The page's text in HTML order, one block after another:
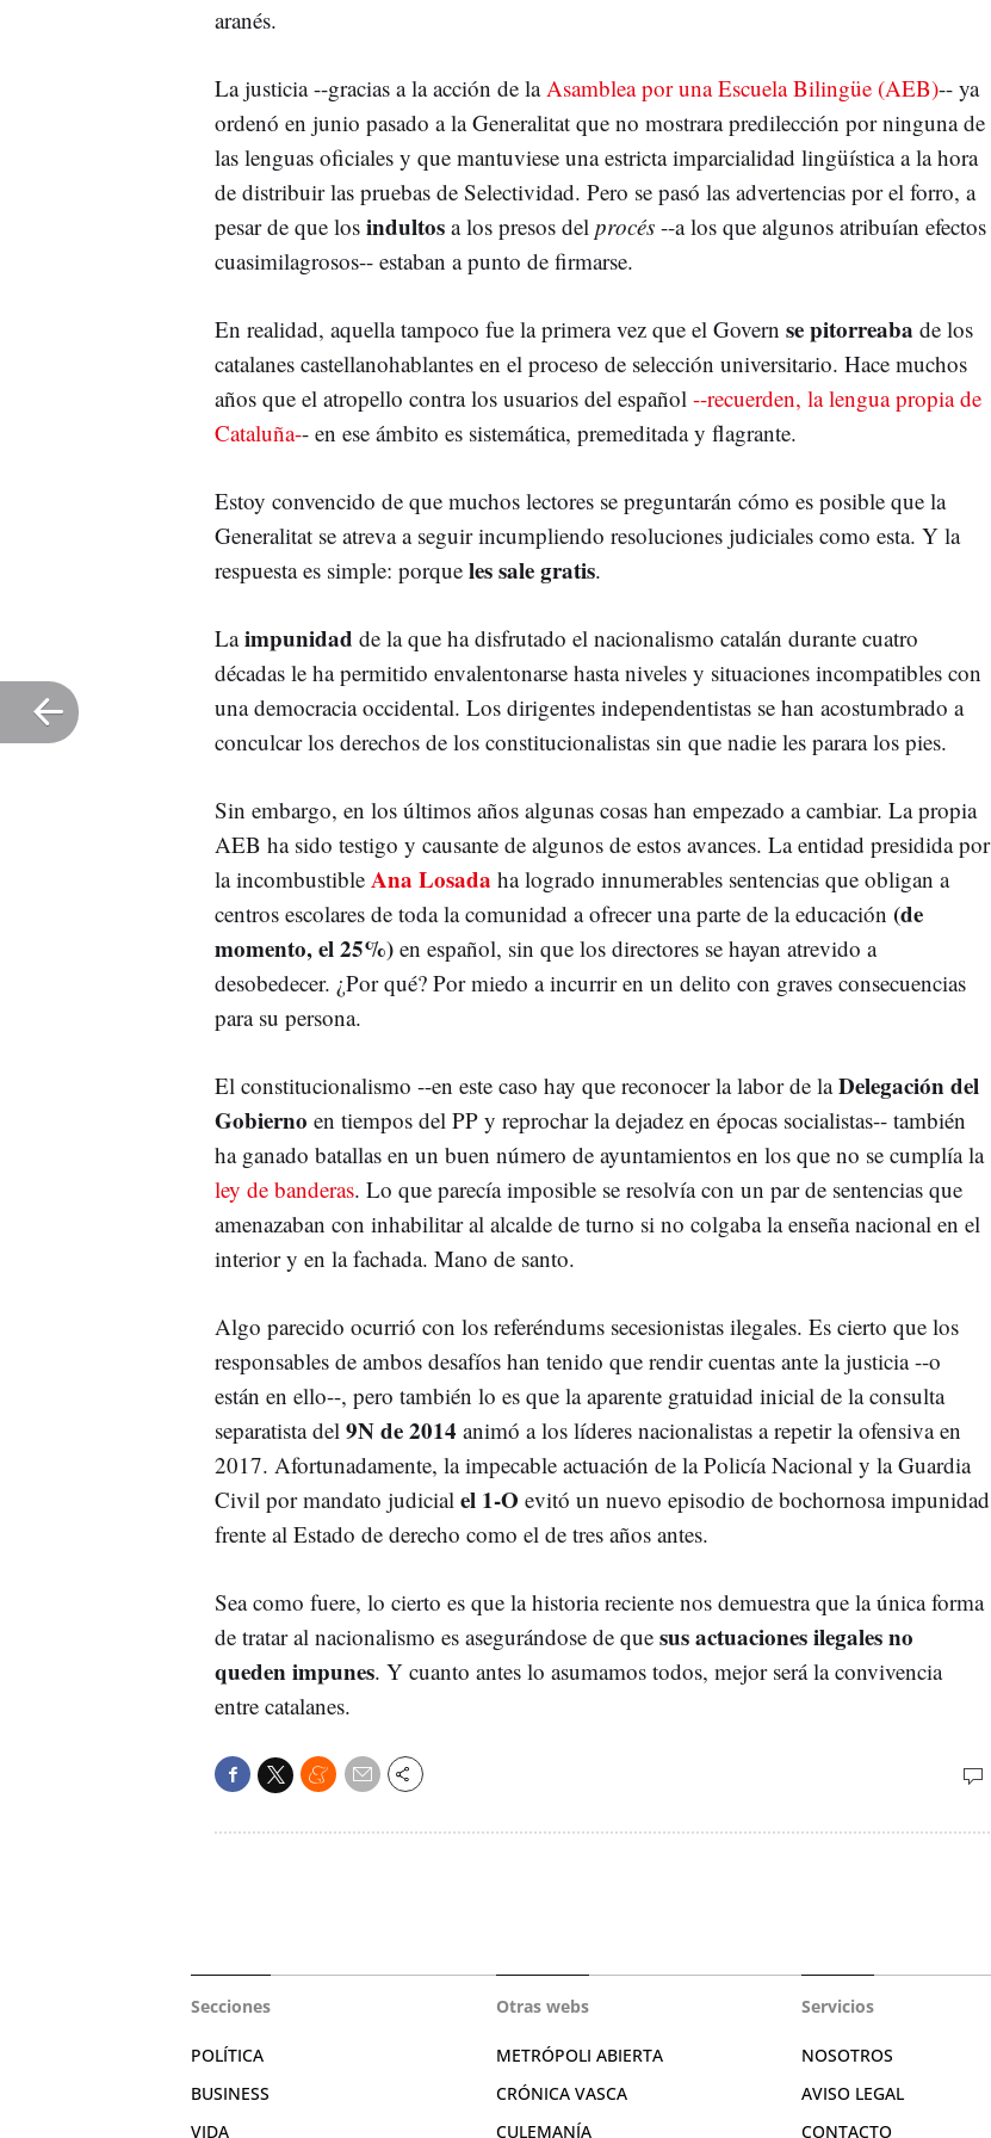
aranés.
La justicia --gracias a la acción de laAsamblea por una Escuela Bilingüe (AEB)-- ya
ordenó en junio pasado a la Generalitat que no mostrara predilección por ninguna de
las lenguas oficiales y que mantuviese una estricta imparcialidad lingüística a la hora
de distribuir las pruebas de Selectividad. Pero se pasó las advertencias por el forro, a
pesar de que los indultos a los presos del procés --a los que algunos atribuían efectos
cuasimilagrosos-- estaban a punto de firmarse.
En realidad, aquella tampoco fue la primera vez que el Govern se pitorreaba de los
catalanes castellanohablantes en el proceso de selección universitario. Hace muchos
años que el atropello contra los usuarios del español --recuerden, la lengua propia de
Cataluña-- en ese ámbito es sistemática, premeditada y flagrante.
Estoy convencido de que muchos lectores se preguntarán cómo es posible que la
Generalitat se atreva a seguir incumpliendo resoluciones judiciales como esta. Y la
respuesta es simple: porque les sale gratis.
Laimpunidad de la que ha disfrutado el nacionalismo catalán durante cuatro
décadas le ha permitido envalentonarse hasta niveles y situaciones incompatibles con
una democracia occidental. Los dirigentes independentistas se han acostumbrado a
conculcar los derechos de los constitucionalistas sin que nadie les parara los pies.
Sin embargo, en los últimos años algunas cosas han empezado a cambiar. La propia
AEB ha sido testigo y causante de algunos de estos avances. La entidad presidida por
la incombustible Ana Losada ha logrado innumerables sentencias que obligan a
centros escolares de toda la comunidad a ofrecer una parte de la educación (de
momento, el 25%) en español, sin que los directores se hayan atrevido a
desobedecer. ¿Por qué? Por miedo a incurrir en un delito con graves consecuencias
para su persona.
El constitucionalismo --en este caso hay que reconocer la labor de laDelegación del
Gobierno en tiempos del PP y reprochar la dejadez en épocas socialistas-- también
ha ganado batallas en un buen número de ayuntamientos en los que no se cumplía la
ley de banderas. Lo que parecía imposible se resolvía con un par de sentencias que
amenazaban con inhabilitar al alcalde de turno si no colgaba la enseña nacional en el
interior y en la fachada. Mano de santo.
Algo parecido ocurrió con los referéndums secesionistas ilegales. Es cierto que los
responsables de ambos desafíos han tenido que rendir cuentas ante la justicia --o
están en ello--, pero también lo es que la aparente gratuidad inicial de la consulta
separatista del 9N de 2014 animó a los líderes nacionalistas a repetir la ofensiva en
2017. Afortunadamente, la impecable actuación de la Policía Nacional y la Guardia
Civil por mandato judicial el 1-O evitó un nuevo episodio de bochornosa impunidad
frente al Estado de derecho como el de tres años antes.
Sea como fuere, lo cierto es que la historia reciente nos demuestra que la única forma
de tratar al nacionalismo es asegurándose de que sus actuaciones ilegales no
queden impunes. Y cuanto antes lo asumamos todos, mejor será la convivencia
entre catalanes.
Secciones
POLÍTICA
BUSINESS
VIDA
Otras webs
METRÓPOLI ABIERTA
CRÓNICA VASCA
CULEMANÍA
Servicios
NOSOTROS
AVISO LEGAL
CONTACTO